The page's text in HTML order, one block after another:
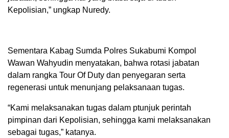
Kepolisian,” ungkap Nuredy.
Sementara Kabag Sumda Polres Sukabumi Kompol
Wawan Wahyudin menyatakan, bahwa rotasi jabatan
dalam rangka Tour Of Duty dan penyegaran serta
regenerasi untuk menunjang pelaksanaan tugas.
“Kami melaksanakan tugas dalam ptunjuk perintah
pimpinan dari Kepolisian, sehingga kami melaksanakan
sebagai tugas,” katanya.